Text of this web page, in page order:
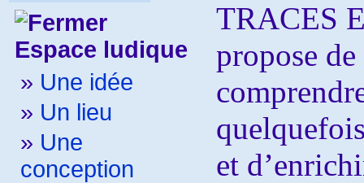
Espace ludique
» Une idée
» Un lieu
» Une
conception
TRACES
propose
et